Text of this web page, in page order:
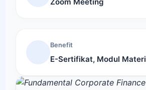
Benefit
E-Sertifikat, Modul Materi